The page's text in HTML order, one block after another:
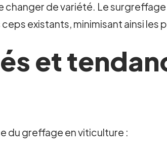
de variété. Le
existants, minimisant ainsi les
et
du greffage en viticulture :